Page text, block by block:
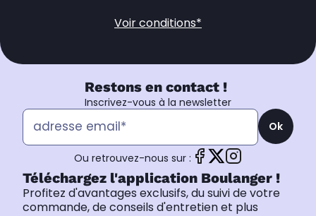
Voir conditions*
Restons en contact !
Inscrivez-vous à la newsletter
Ok
Ou retrouvez-nous sur :
Téléchargez l'application Boulanger !
Profitez d'avantages exclusifs, du suivi de votre
commande, de conseils d'entretien et plus